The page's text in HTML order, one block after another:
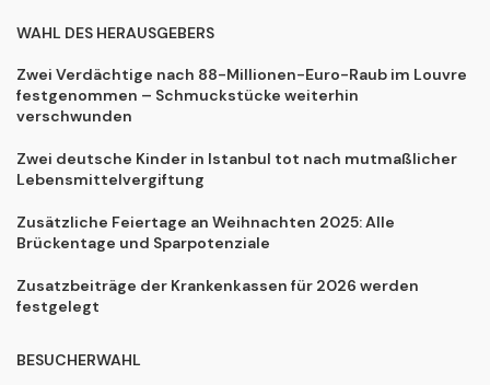
WAHL DES HERAUSGEBERS
Zwei Verdächtige nach 88-Millionen-Euro-Raub im Louvre
festgenommen – Schmuckstücke weiterhin
verschwunden
Zwei deutsche Kinder in Istanbul tot nach mutmaßlicher
Lebensmittelvergiftung
Zusätzliche Feiertage an Weihnachten 2025: Alle
Brückentage und Sparpotenziale
Zusatzbeiträge der Krankenkassen für 2026 werden
festgelegt
BESUCHERWAHL